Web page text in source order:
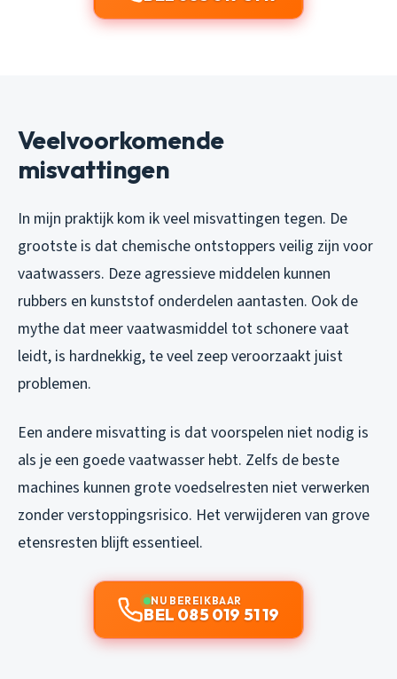
Veelvoorkomende
misvattingen
In mijn praktijk kom ik veel misvattingen tegen. De
grootste is dat chemische ontstoppers veilig zijn voor
vaatwassers. Deze agressieve middelen kunnen
rubbers en kunststof onderdelen aantasten. Ook de
mythe dat meer vaatwasmiddel tot schonere vaat
leidt, is hardnekkig, te veel zeep veroorzaakt juist
problemen.
Een andere misvatting is dat voorspelen niet nodig is
als je een goede vaatwasser hebt. Zelfs de beste
machines kunnen grote voedselresten niet verwerken
zonder verstoppingsrisico. Het verwijderen van grove
etensresten blijft essentieel.
NU BEREIKBAAR
BEL 085 019 51 19